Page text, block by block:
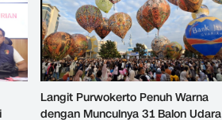
Langit Purwokerto Penuh Warna
dengan Munculnya 31 Balon Udara